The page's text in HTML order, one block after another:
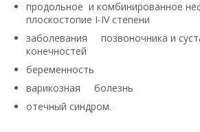
продольное и комбинированное
плоскостопие I-IV степени
заболевания позвоночника и
конечностей
беременность
варикозная болезнь
отечный синдром.